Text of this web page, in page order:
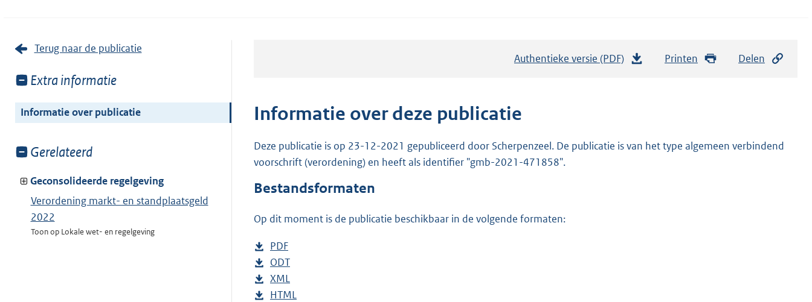
Terug naar de publicatie
Toon
van:
Extra informatie
Informatie over publicatie
Toon
van:
Gerelateerd
Geconsolideerde regelgeving
Verordening markt- en standplaatsgeld
2022
Toon op Lokale wet- en regelgeving
Authentieke versie (PDF) Printen Delen
Informatie over deze publicatie
Deze publicatie is op 23-12-2021 gepubliceerd door Scherpenzeel. De publicatie is van het type algemeen verbindend
voorschrift (verordening) en heeft als identifier "gmb-2021-471858".
Bestandsformaten
Op dit moment is de publicatie beschikbaar in de volgende formaten:
D
o
w
n
PDF
e
s
t
D
o
w
ODT
s
D
o
XML
e
D
HTML